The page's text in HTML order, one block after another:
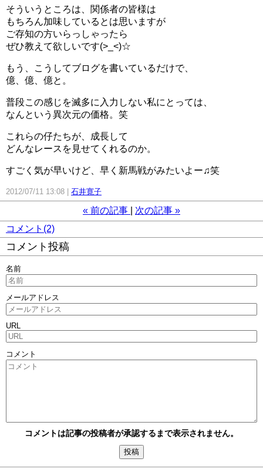
そういうところは、関係者の皆様は
もちろん加味しているとは思いますが
ご存知の方いらっしゃったら
ぜひ教えて欲しいです(>_<)☆
もう、こうしてブログを書いているだけで、
億、億、億と。
普段この感じを滅多に入力しない私にとっては、
なんという異次元の価格。笑
これらの仔たちが、成長して
どんなレースを見せてくれるのか。
すごく気が早いけど、早く新馬戦がみたいよー♫笑
2012/07/11 13:08 石井寛子
« 前の記事 次の記事 »
コメント(2)
コメント投稿
名前
メールアドレス
URL
コメント
コメントは記事の投稿者が承認するまで表示されません。